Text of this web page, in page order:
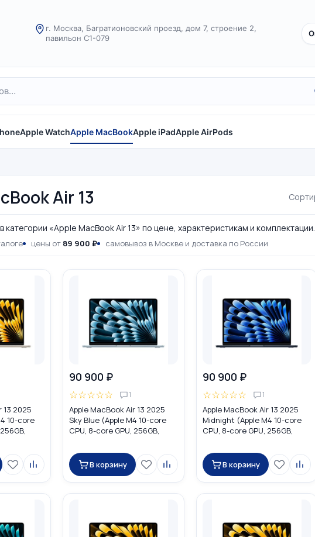
г. Москва, Багратионовский проезд, дом 7, строение 2,
павильон С1-079
Apple WatchApple MacBookApple iPadApple AirPods
Air 13
категории «Apple MacBook Air 13» по цене, характеристикам и комплектации.
цены от 89 900 ₽ самовывоз в Москве и доставка по России
13 2025
10-core
90 900 ₽
☆☆☆☆☆ 1
Apple MacBook Air 13 2025
Sky Blue (Apple M4 10-core
CPU, 8-core GPU, 256GB,
В корзину
90 900 ₽
☆☆☆☆☆ 1
Apple MacBook Air 13 2025
Midnight (Apple M4 10-core
CPU, 8-core GPU, 256GB,
В корзину